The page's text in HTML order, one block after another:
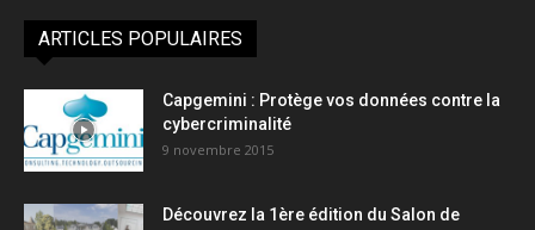
ARTICLES POPULAIRES
Capgemini : Protège vos données contre la
cybercriminalité
9 novembre 2015
Découvrez la 1ère édition du Salon de